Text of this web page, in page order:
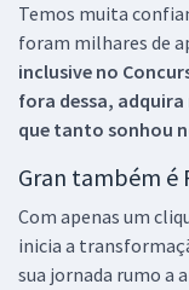
Temos muita
foram milhares de
inclusive no
fora dessa, adquira
que tanto sonhou
Gran também é
Com apenas um
inicia a
sua jornada rumo a